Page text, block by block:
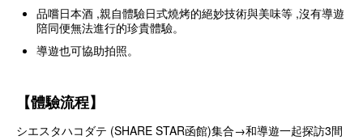
品嚐日本酒 ,親自體驗日式燒烤的絕妙技術與美味等 ,沒有導遊
陪同便無法進行的珍貴體驗。
導遊也可協助拍照。
【體驗流程】
シエスタハコダテ (SHARE STAR函館)集合→和導遊一起探訪3間